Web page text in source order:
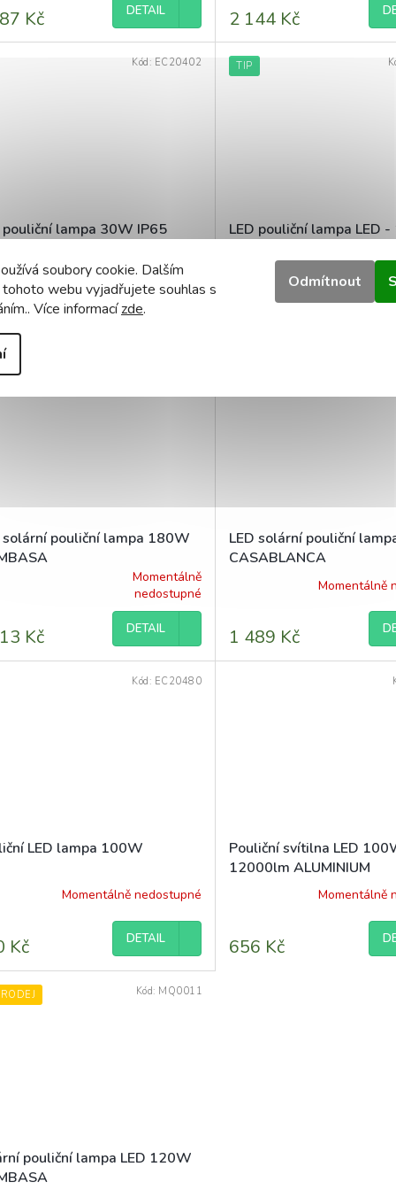
soubory cookie. Dalším
tohoto webu vyjadřujete souhlas s
Více informacízde.
Odmítnout
Kč DETAIL 2 144 Kč
pouliční lampa 30W IP65
Momentálně nedostupné
DETAIL
Kód: EC20402 TIP
LED pouliční lampa LED
Momentálně
solární pouliční lampa 180W
Momentálně
nedostupné
Kč DETAIL
LED solární pouliční
CASABLANCA
Momentálně
1 489 Kč
LED lampa 100W
Momentálně nedostupné
Kč DETAIL
Kód: EC20480
Pouliční svítilna LED
12000lm ALUMINIUM
Momentálně
656 Kč
pouliční lampa LED 120W
Kód: MQ0011